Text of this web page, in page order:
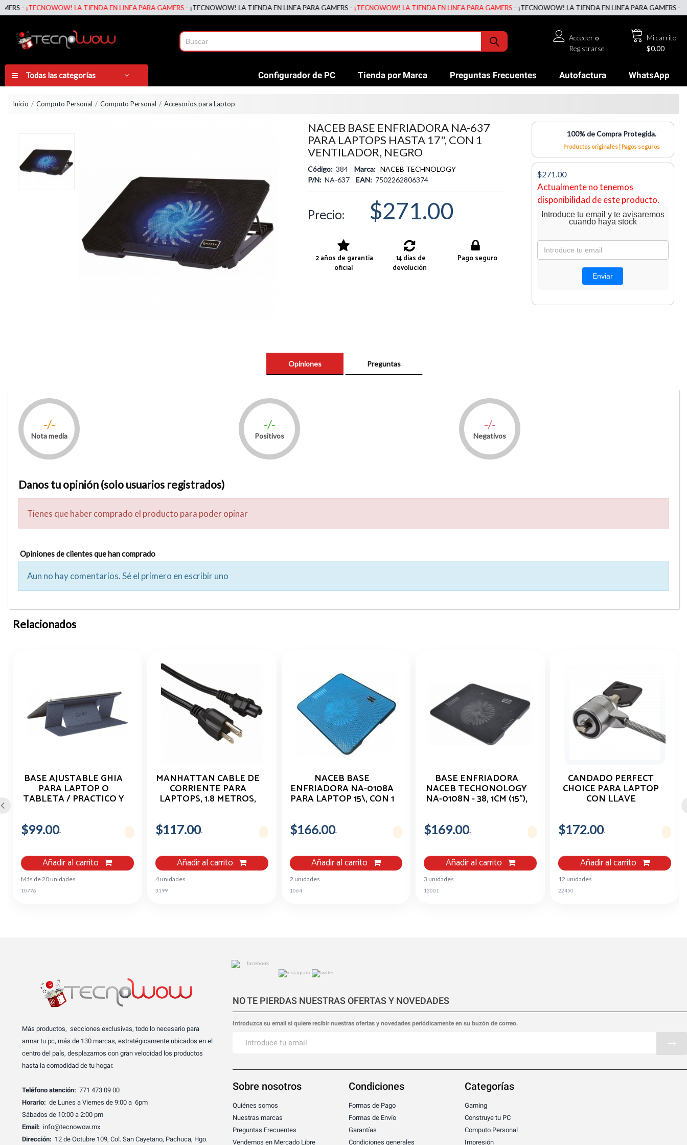
-¡TECNOWOW! LA TIENDA EN LINEA PARA GAMERS -¡TECNOWOW! LA TIENDA EN LINEA PARA GAMERS -¡TECNOWOW! LA TIENDA EN LINEA PARA GAMERS -¡TECNOWOW! LA TIENDA EN LINEA PARA GAMERS -
Mi carrito
$0.00
Accedero
Registrarse
Todas las categorías Configurador de PC Tienda por Marca Preguntas Frecuentes Autofactura WhatsApp
Inicio Computo Personal Computo Personal Accesorios para Laptop
NACEB BASE ENFRIADORA NA-637
PARA LAPTOPS HASTA 17", CON 1
VENTILADOR, NEGRO
Código: 384 Marca: NACEB TECHNOLOGY
P/N: NA-637 EAN: 7502262806374
Precio: $271.00
2 años de garantía
oficial
14 días de
devolución
Pago seguro
100% de Compra Protegida.
Productos originales | Pagos seguros
$271.00
Actualmente no tenemos
disponibilidad de este producto.
Introduce tu email y te avisaremos
cuando haya stock
Opiniones Preguntas
-/-
Nota media
-/-
Positivos
-/-
Negativos
Danos tu opinión (solo usuarios registrados)
Tienes que haber comprado el producto para poder opinar
Opiniones de clientes que han comprado
Aun no hay comentarios. Sé el primero en escribir uno
Relacionados
BASE AJUSTABLE GHIA
PARA LAPTOP O
TABLETA / PRACTICO Y
$99.00
Añadir al carrito
Más de 20 unidades
10776
MANHATTAN CABLE DE
CORRIENTE PARA
LAPTOPS, 1.8 METROS,
$117.00
Añadir al carrito
4 unidades
3199
NACEB BASE
ENFRIADORA NA-0108A
PARA LAPTOP 15\, CON 1
$166.00
Añadir al carrito
2 unidades
1064
BASE ENFRIADORA
NACEB TECHONOLOGY
NA-0108N - 38, 1CM (15"),
$169.00
Añadir al carrito
3 unidades
13001
CANDADO PERFECT
CHOICE PARA LAPTOP
CON LLAVE
$172.00
Añadir al carrito
12 unidades
22450
Más productos, secciones exclusivas, todo lo necesario para
armar tu pc, más de 130 marcas, estratégicamente ubicados en el
centro del país, desplazamos con gran velocidad los productos
hasta la comodidad de tu hogar.
Teléfono atención: 771 473 09 00
Horario: de Lunes a Viernes de 9:00 a 6pm
Sábados de 10:00 a 2:00 pm
Email: info@tecnowow.mx
Dirección: 12 de Octubre 109, Col. San Cayetano, Pachuca, Hgo.
NO TE PIERDAS NUESTRAS OFERTAS Y NOVEDADES
Introduzca su email si quiere recibir nuestras ofertas y novedades periódicamente en su buzón de correo.
Sobre nosotros
Quiénes somos
Nuestras marcas
Preguntas Frecuentes
Vendemos en Mercado Libre
Condiciones
Formas de Pago
Formas de Envío
Garantías
Condiciones generales
Categorías
Gaming
Construye tu PC
Computo Personal
Impresión